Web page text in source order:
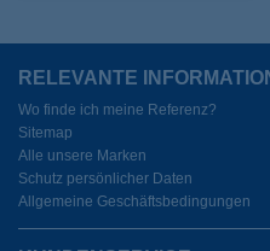
RELEVANTE
Wo finde ich meine Referenz?
Sitemap
Alle unsere Marken
Schutz persönlicher Daten
Allgemeine Geschäftsbedingungen